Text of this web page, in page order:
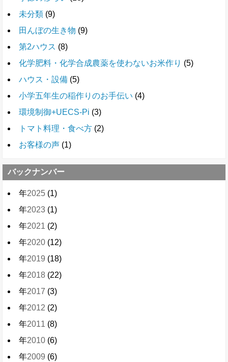
未分類 (9)
田んぼの生き物 (9)
第2ハウス (8)
化学肥料・化学合成農薬を使わないお米作り (5)
ハウス・設備 (5)
小学五年生の稲作りのお手伝い (4)
環境制御+UECS-Pi (3)
トマト料理・食べ方 (2)
お客様の声 (1)
バックナンバー
年2025 (1)
年2023 (1)
年2021 (2)
年2020 (12)
年2019 (18)
年2018 (22)
年2017 (3)
年2012 (2)
年2011 (8)
年2010 (6)
年2009 (6)